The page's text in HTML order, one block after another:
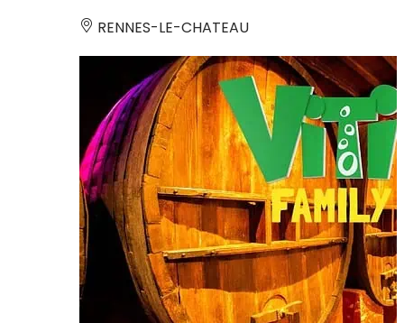
RENNES-LE-CHATEAU